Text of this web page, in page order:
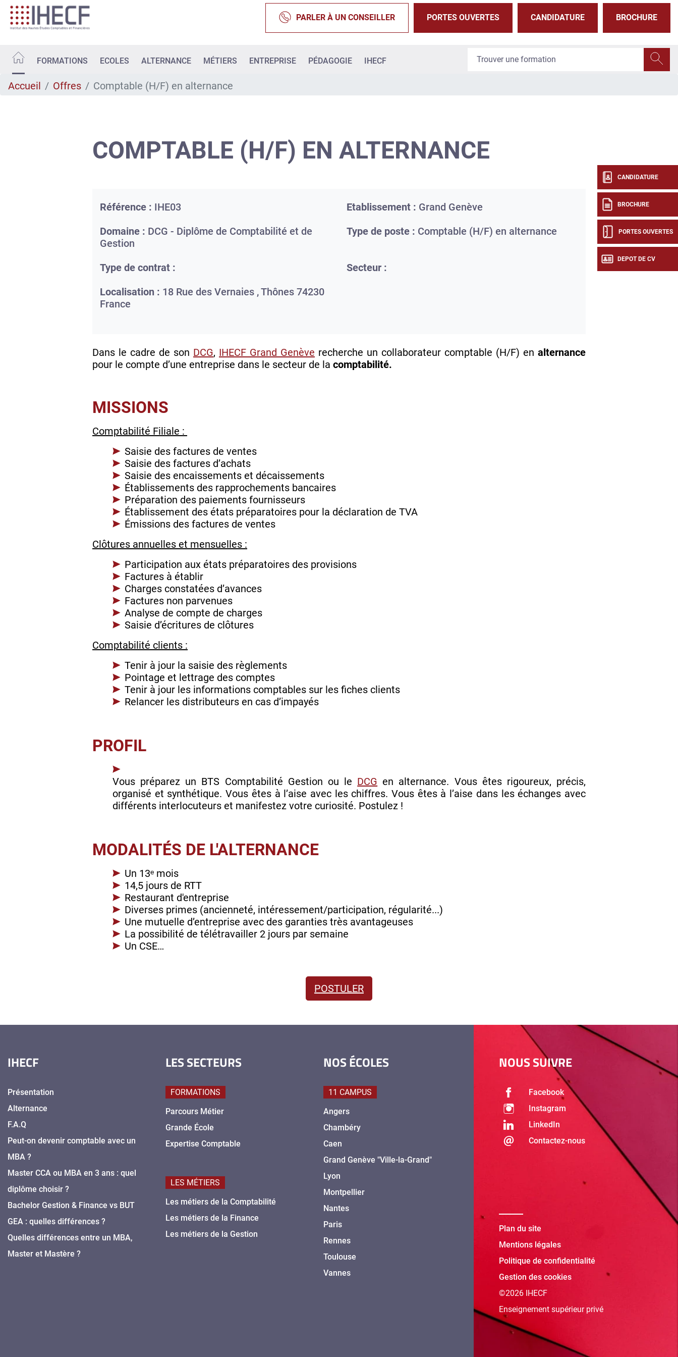
Aller
contenu
PARLER À UN CONSEILLER PORTES OUVERTES CANDIDATURE BROCHURE
FORMATIONS ECOLES ALTERNANCE MÉTIERS ENTREPRISE PÉDAGOGIE IHECF
CANDIDATURE
BROCHURE
PORTES OUVERTES
DEPOT DE CV
Accueil Offres Comptable (H/F) en alternance
COMPTABLE (H/F) EN ALTERNANCE
Référence : IHE03 Etablissement : Grand Genève
Domaine : DCG - Diplôme de Comptabilité et de
Gestion
Type de poste : Comptable (H/F) en alternance
Type de contrat :
Secteur :
Localisation : 18 Rue des Vernaies ,Thônes 74230
France
Dans le cadre de son DCG, IHECF Grand Genève recherche un collaborateur comptable (H/F) en alternance
pour le compte d’une entreprise dans le secteur de la comptabilité.
MISSIONS
Comptabilité Filiale :
Saisie des factures de ventes
Saisie des factures d’achats
Saisie des encaissements et décaissements
Établissements des rapprochements bancaires
Préparation des paiements fournisseurs
Établissement des états préparatoires pour la déclaration de TVA
Émissions des factures de ventes
Clôtures annuelles et mensuelles :
Participation aux états préparatoires des provisions
Factures à établir
Charges constatées d’avances
Factures non parvenues
Analyse de compte de charges
Saisie d’écritures de clôtures
Comptabilité clients :
Tenir à jour la saisie des règlements
Pointage et lettrage des comptes
Tenir à jour les informations comptables sur les fiches clients
Relancer les distributeurs en cas d’impayés
PROFIL
Vous préparez un BTS Comptabilité Gestion ou le DCG en alternance. Vous êtes rigoureux, précis,
organisé et synthétique. Vous êtes à l’aise avec les chiffres. Vous êtes à l’aise dans les échanges avec
différents interlocuteurs et manifestez votre curiosité. Postulez !
MODALITÉS DE L'ALTERNANCE
Un 13ᵉ mois
14,5 jours de RTT
Restaurant d'entreprise
Diverses primes (ancienneté, intéressement/participation, régularité...)
Une mutuelle d’entreprise avec des garanties très avantageuses
La possibilité de télétravailler 2 jours par semaine
Un CSE…
POSTULER
IHECF
Présentation
Alternance
F.A.Q
Peut-on devenir comptable avec un
MBA ?
Master CCA ou MBA en 3 ans : quel
diplôme choisir ?
Bachelor Gestion & Finance vs BUT
GEA : quelles différences ?
Quelles différences entre un MBA,
Master et Mastère ?
LES SECTEURS
FORMATIONS
Parcours Métier
Grande École
Expertise Comptable
LES MÉTIERS
Les métiers de la Comptabilité
Les métiers de la Finance
Les métiers de la Gestion
NOS ÉCOLES
11 CAMPUS
Angers
Chambéry
Caen
Grand Genève "Ville-la-Grand"
Lyon
Montpellier
Nantes
Paris
Rennes
Toulouse
Vannes
NOUS SUIVRE
Facebook
Instagram
LinkedIn
Contactez-nous
Plan du site
Mentions légales
Politique de confidentialité
Gestion des cookies
©2026 IHECF
Enseignement supérieur privé